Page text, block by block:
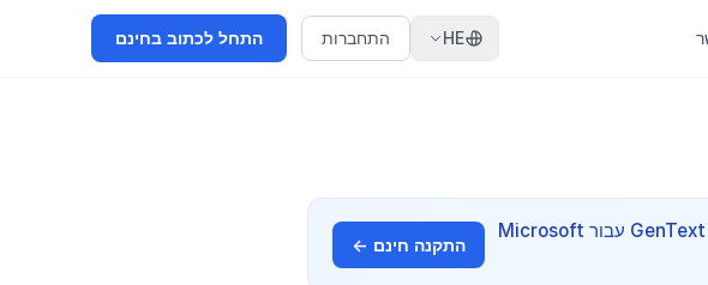
HE התחברות התחל לכתוב בחינם
פתרון מהיר ל-Word — מדריך שלב אחר שלב + תבנית חינמית. תואם לתוסף GenText עבור Microsoft
התקנה חינם ←